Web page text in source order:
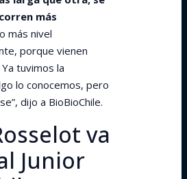
más
más nivel
porque vienen
tuvimos la
lo conocemos, pero
dijo a BioBioChile.
va
Junior